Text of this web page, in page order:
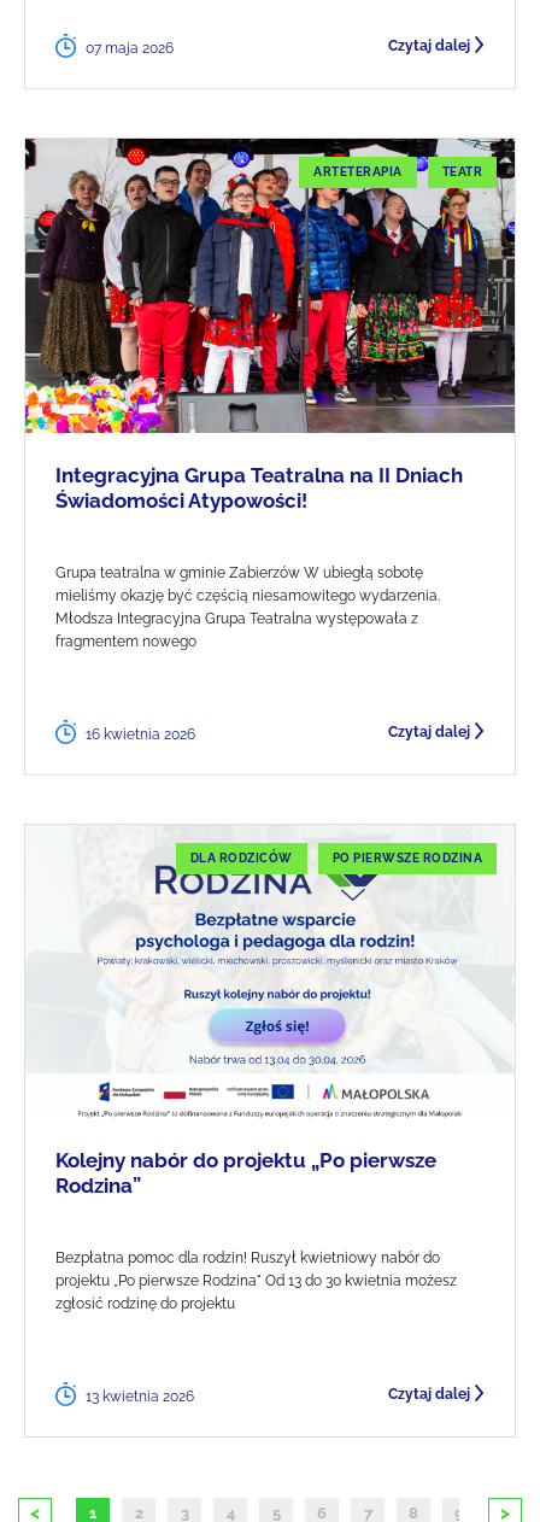
07 maja 2026 Czytaj dalej
ARTETERAPIA TEATR
Integracyjna Grupa Teatralna na II Dniach
Świadomości Atypowości!
Grupa teatralna w gminie Zabierzów W ubiegłą sobotę
mieliśmy okazję być częścią niesamowitego wydarzenia.
Młodsza Integracyjna Grupa Teatralna występowała z
fragmentem nowego
16 kwietnia 2026 Czytaj dalej
DLA RODZICÓW PO PIERWSZE RODZINA
Kolejny nabór do projektu „Po pierwsze
Rodzina”
Bezpłatna pomoc dla rodzin! Ruszył kwietniowy nabór do
projektu „Po pierwsze Rodzina" Od 13 do 30 kwietnia możesz
zgłosić rodzinę do projektu
13 kwietnia 2026 Czytaj dalej
< 1 2 3 4 5 6 7 8 9 10
>